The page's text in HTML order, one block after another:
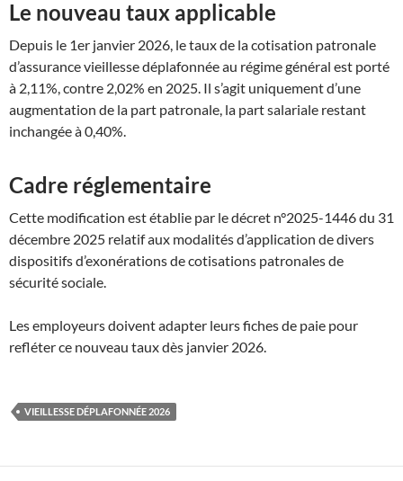
Le nouveau taux applicable
Depuis le 1er janvier 2026, le taux de la cotisation patronale
d’assurance vieillesse déplafonnée au régime général est porté
à 2,11%, contre 2,02% en 2025. Il s’agit uniquement d’une
augmentation de la part patronale, la part salariale restant
inchangée à 0,40%.
Cadre réglementaire
Cette modification est établie par le décret n°2025-1446 du 31
décembre 2025 relatif aux modalités d’application de divers
dispositifs d’exonérations de cotisations patronales de
sécurité sociale.
Les employeurs doivent adapter leurs fiches de paie pour
refléter ce nouveau taux dès janvier 2026.
VIEILLESSE DÉPLAFONNÉE 2026